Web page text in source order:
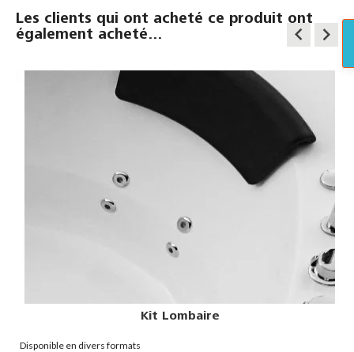
Les clients qui ont acheté ce produit ont
également acheté...
keyboard_arrow_left keyboard_arrow_right